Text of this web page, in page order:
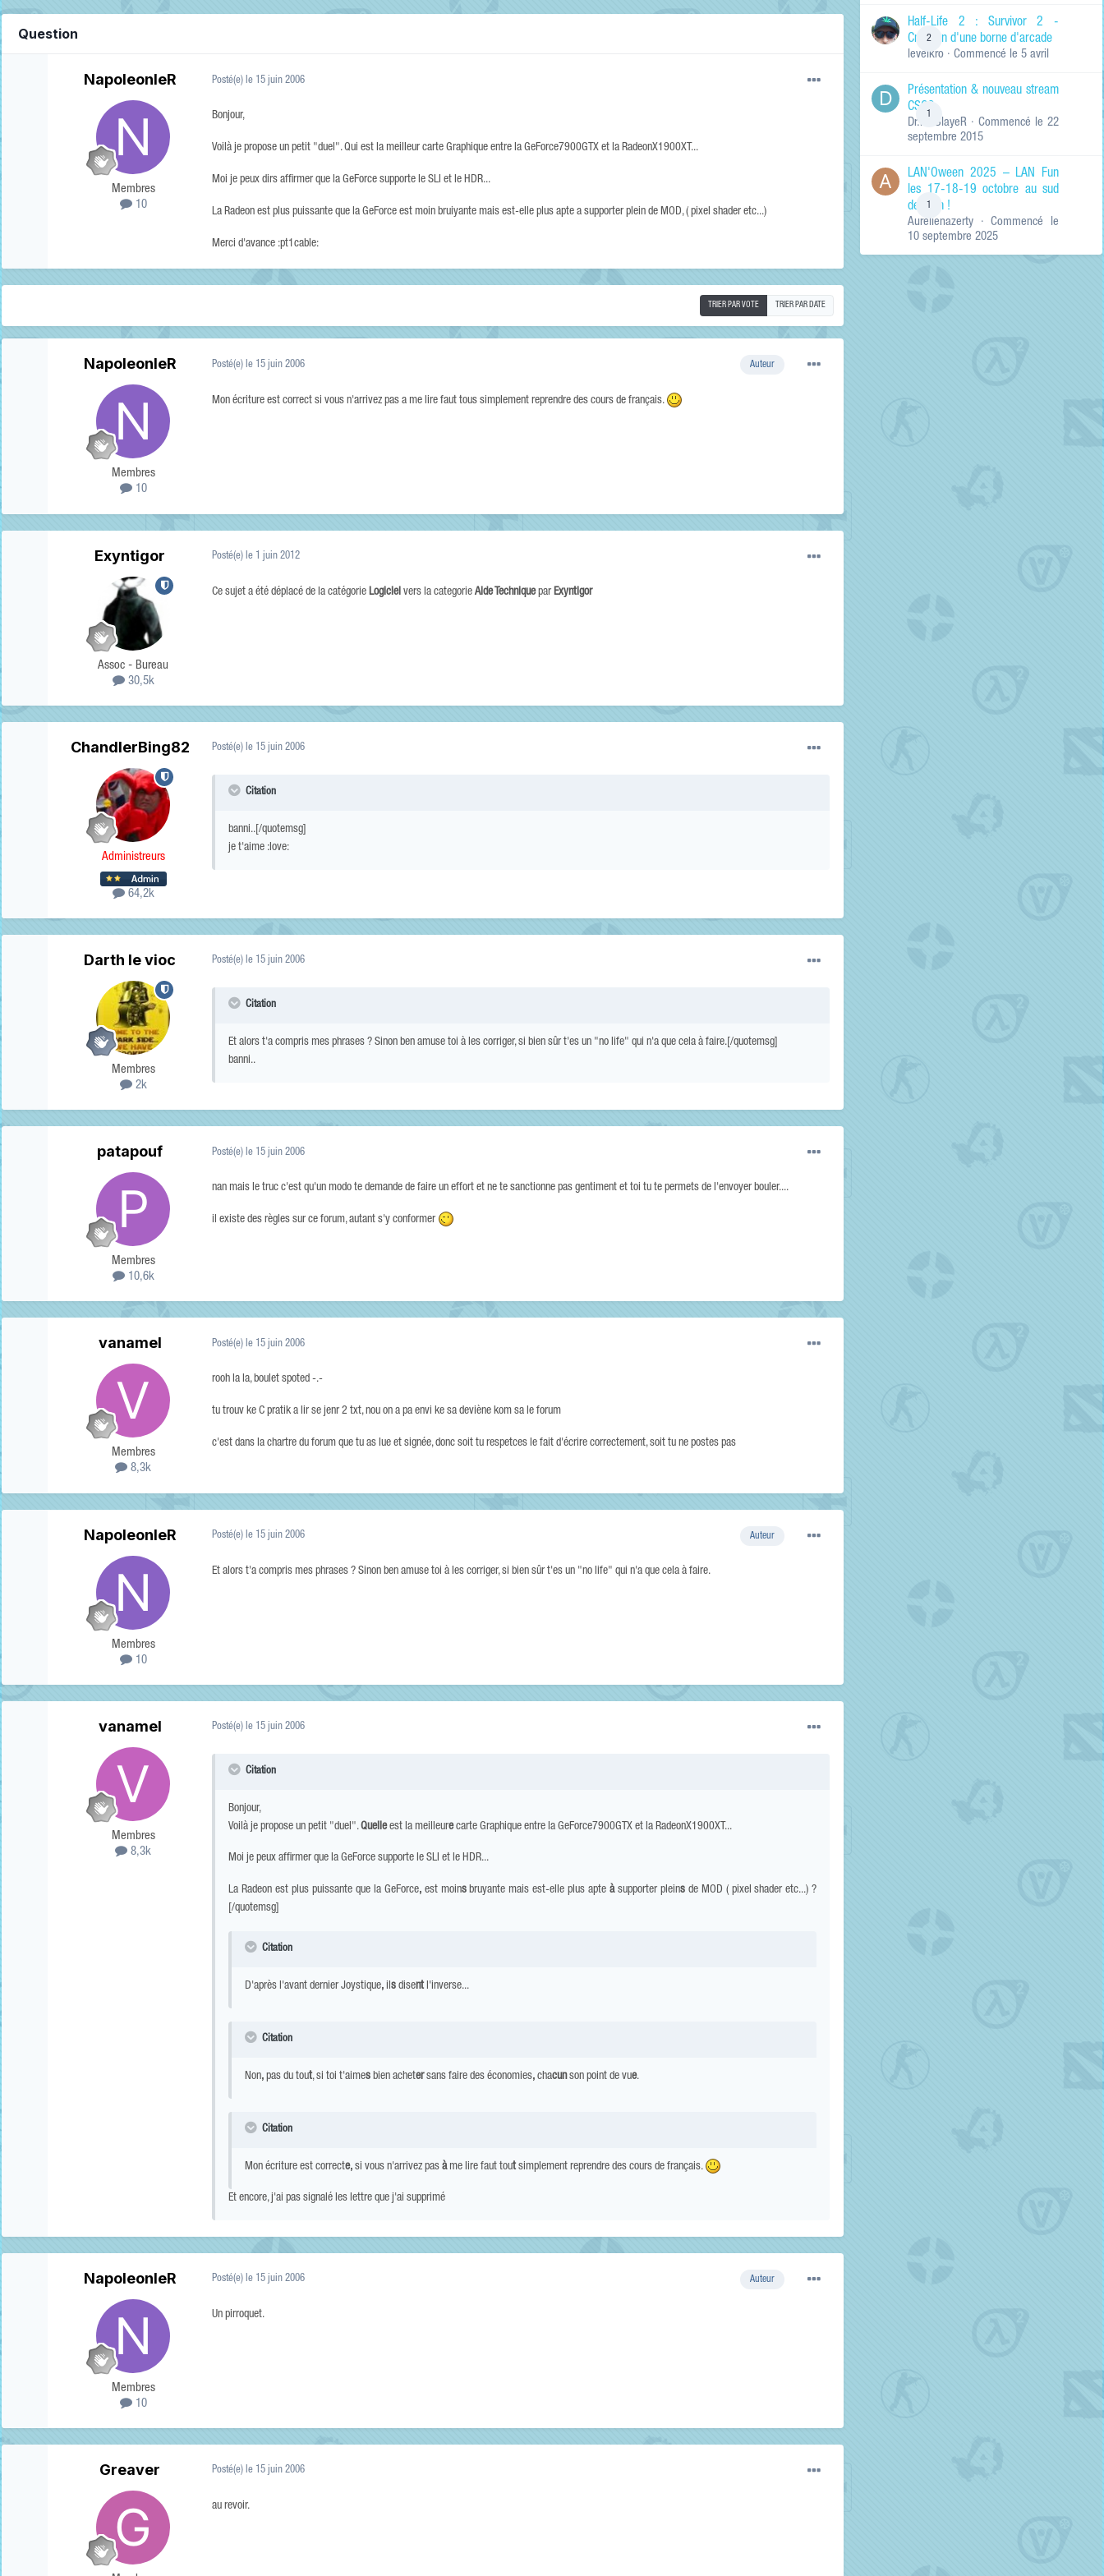
RECHERCHER LES
Titres et corps
Titres des
uniquement
Question
NapoleonIeR
Membres
10
Posté(e)le 15 juin 2006
Bonjour,
Voilà je propose un petit "duel". Qui est la meilleur carte Graphique entre la GeForce7900GTX et la RadeonX1900XT...
Moi je peux dirs affirmer que la GeForce supporte le SLI et le HDR...
La Radeon est plus puissante que la GeForce est moin bruiyante mais est-elle plus apte a supporter plein de MOD, ( pixel shader etc...)
Merci d'avance :pt1cable:
TRIER PAR VOTE TRIER PAR DATE
NapoleonIeR
Membres
10
Auteur
Posté(e)le 15 juin 2006
Mon écriture est correct si vous n'arrivez pas a me lire faut tous simplement reprendre des cours de français.
Exyntigor
Assoc - Bureau
30,5k
Posté(e)le 1 juin 2012
Ce sujet a été déplacé de la catégorie Logiciel vers la categorieAide Techniquepar Exyntigor
ChandlerBing82
Administreurs
64,2k
Posté(e)le 15 juin 2006
Citation
banni..[/quotemsg]
je t'aime :love:
Darth le vioc
Membres
2k
Posté(e)le 15 juin 2006
Citation
Et alors t'a compris mes phrases ? Sinon ben amuse toi à les corriger, si bien sûr t'es un "no life" qui n'a que cela à faire.[/quotemsg]
banni..
patapouf
Membres
10,6k
Posté(e)le 15 juin 2006
nan mais le truc c'est qu'un modo te demande de faire un effort et ne te sanctionne pas gentiment et toi tu te permets de l'envoyer bouler....
il existe des règles sur ce forum, autant s'y conformer
vanamel
Membres
8,3k
Posté(e)le 15 juin 2006
rooh la la, boulet spoted -.-
tu trouv ke C pratik a lir se jenr 2 txt, nou on a pa envi ke sa deviène kom sa le forum
c'est dans la chartre du forum que tu as lue et signée, donc soit tu respetces le fait d'écrire correctement, soit tu ne postes pas
NapoleonIeR
Membres
10
Auteur
Posté(e)le 15 juin 2006
Et alors t'a compris mes phrases ? Sinon ben amuse toi à les corriger, si bien sûr t'es un "no life" qui n'a que cela à faire.
vanamel
Membres
8,3k
Posté(e)le 15 juin 2006
Citation
Bonjour,
Voilà je propose un petit "duel".Quelleest la meilleurecarte Graphique entre la GeForce7900GTX et la RadeonX1900XT...
Moi je peux affirmer que la GeForce supporte le SLI et le HDR...
La Radeon est plus puissante que la GeForce,est moinsbruyante mais est-elle plus apteàsupporter pleinsde MOD ( pixel shader etc...) ?
[/quotemsg]
Citation
D'après l'avant dernier Joystique, ils disentl'inverse...
Citation
Non, pas du tout, si toi t'aimes bien achetersans faire des économies, chacunson point de vue.
Citation
Mon écriture est correcte, si vous n'arrivez pasàme lire faut toutsimplement reprendre des cours de français.
Et encore, j'ai pas signalé les lettre que j'ai supprimé
NapoleonIeR
Membres
10
Auteur
Posté(e)le 15 juin 2006
Un pirroquet.
Greaver Posté(e)le 15 juin 2006
au revoir.
2
Half-Life 2 : Survivor 2 -
Création d'une borne d'arcade
levelkro · Commencé le 5 avril
1
Présentation & nouveau stream
CSGO
Dr.KinSlayeR · Commencé le 22
septembre 2015
1
LAN'Oween 2025 – LAN Fun
les 17-18-19 octobre au sud
de Lyon !
Aurelienazerty · Commencé le
10 septembre 2025